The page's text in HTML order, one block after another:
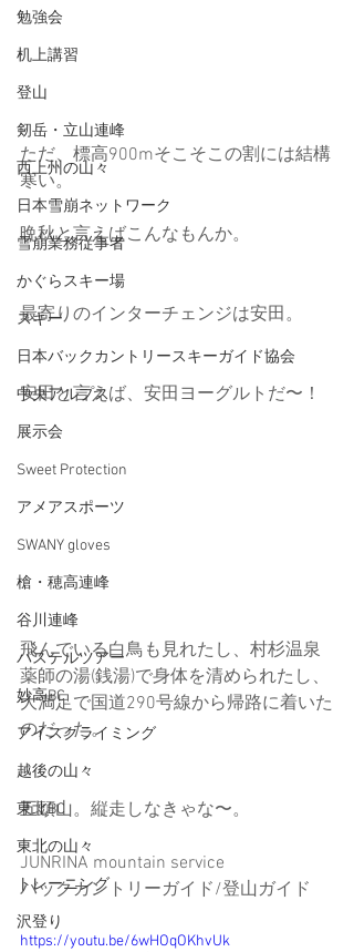
勉強会
机上講習
登山
剱岳・立山連峰
西上州の山々
日本雪崩ネットワーク
雪崩業務従事者
かぐらスキー場
スキー
日本バックカントリースキーガイド協会
中央アルプス
展示会
Sweet Protection
アメアスポーツ
SWANY gloves
槍・穂高連峰
谷川連峰
パステルツアー
妙高BC
アイスクライミング
越後の山々
東北BC
東北の山々
トレーニング
沢登り
ただ、標高900mそこそこの割には結構
寒い。
晩秋と言えばこんなもんか。
最寄りのインターチェンジは安田。
安田と言えば、安田ヨーグルトだ〜！
飛んでいる白鳥も見れたし、村杉温泉
薬師の湯(銭湯)で身体を清められたし、
大満足で国道290号線から帰路に着いた
のだった。
五頭山。縦走しなきゃな〜。
JUNRINA mountain service
バックカントリーガイド/登山ガイド
https://youtu.be/6wHOqOKhvUk